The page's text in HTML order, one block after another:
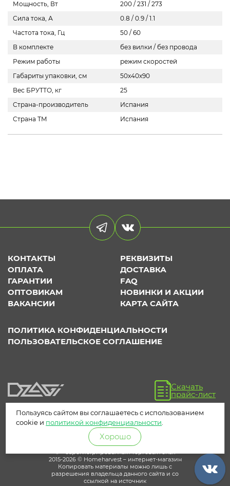
Мощность, Вт
200 / 231 / 273
Сила тока, А
0.8 / 0.9 / 1.1
Частота тока, Гц
50 / 60
В комплекте
без вилки / без провода
Режим работы
режим скоростей
Габариты упаковки, см
50х40х90
Вес БРУТТО, кг
25
Страна-производитель
Испания
Страна ТМ
Испания
КОНТАКТЫ
РЕКВИЗИТЫ
ОПЛАТА
ДОСТАВКА
ГАРАНТИИ
FAQ
ОПТОВИКАМ
НОВИНКИ И АКЦИИ
ВАКАНСИИ
КАРТА САЙТА
ПОЛИТИКА КОНФИДЕНЦИАЛЬНОСТИ
ПОЛЬЗОВАТЕЛЬСКОЕ СОГЛАШЕНИЕ
Скачать
прайс-лист
® – зарегистрированный торговый знак
2015-2026 © Homeharvest – интернет-магазин
Копировать материалы можно лишь с
разрешения владельца данного сайта и со
ссылкой на источник
Пользуясь сайтом вы соглашаетесь с использованием
cookie и политикой конфиденциальности
Хорошо